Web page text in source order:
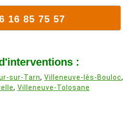
16 85 75 57
:
sur-Tarn, Villeneuve-lès-Bouloc,
, Villeneuve-Tolosane